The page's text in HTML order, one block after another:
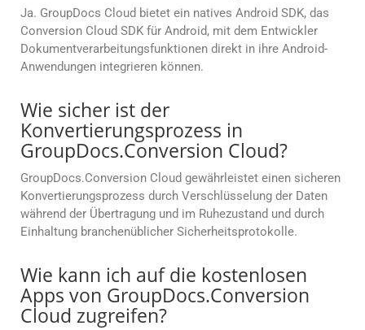
Ja. GroupDocs Cloud bietet ein natives Android SDK, das
Conversion Cloud SDK für Android, mit dem Entwickler
Dokumentverarbeitungsfunktionen direkt in ihre Android-
Anwendungen integrieren können.
Wie sicher ist der
Konvertierungsprozess in
GroupDocs.Conversion Cloud?
GroupDocs.Conversion Cloud gewährleistet einen sicheren
Konvertierungsprozess durch Verschlüsselung der Daten
während der Übertragung und im Ruhezustand und durch
Einhaltung branchenüblicher Sicherheitsprotokolle.
Wie kann ich auf die kostenlosen
Apps von GroupDocs.Conversion
Cloud zugreifen?